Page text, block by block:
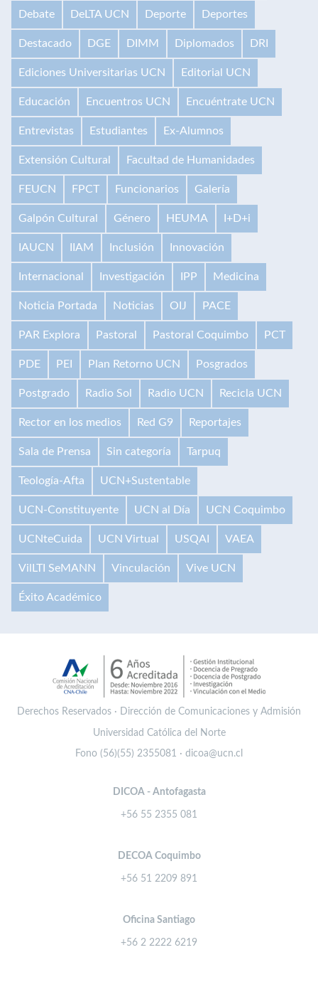
Debate DeLTA UCN Deporte Deportes
Destacado DGE DIMM Diplomados DRI
Ediciones Universitarias UCN Editorial UCN
Educación Encuentros UCN Encuéntrate UCN
Entrevistas Estudiantes Ex-Alumnos
Extensión Cultural Facultad de Humanidades
FEUCN FPCT Funcionarios Galería
Galpón Cultural Género HEUMA I+D+i
IAUCN IIAM Inclusión Innovación
Internacional Investigación IPP Medicina
Noticia Portada Noticias OIJ PACE
PAR Explora Pastoral Pastoral Coquimbo PCT
PDE PEI Plan Retorno UCN Posgrados
Postgrado Radio Sol Radio UCN Recicla UCN
Rector en los medios Red G9 Reportajes
Sala de Prensa Sin categoría Tarpuq
Teología-Afta UCN+Sustentable
UCN-Constituyente UCN al Día UCN Coquimbo
UCNteCuida UCN Virtual USQAI VAEA
VilLTI SeMANN Vinculación Vive UCN
Éxito Académico
Derechos Reservados · Dirección de Comunicaciones y Admisión
Universidad Católica del Norte
Fono (56)(55) 2355081 · dicoa@ucn.cl
DICOA - Antofagasta
+56 55 2355 081
DECOA Coquimbo
+56 51 2209 891
Oficina Santiago
+56 2 2222 6219